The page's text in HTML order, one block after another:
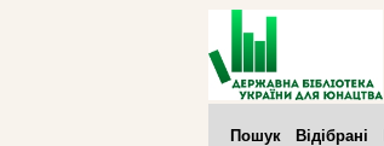
Пошук Відібрані